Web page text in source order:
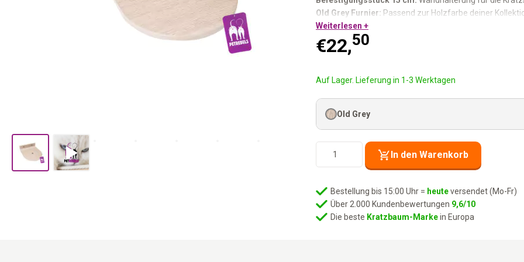
Old Grey Furnier: Passend zur Holzfarbe deiner
Verwendet bei Climb 1560, Post 1560 und Hang
Weiterlesen +
€22,50
Auf Lager. Lieferung in 1-3 Werktagen
Old Grey
Old
Grey
In den Warenkorb
Bestellung bis 15:00 Uhr = heuteversendet (Mo-Fr)
Über 2.000 Kundenbewertungen 9,6/10
Die beste Kratzbaum-Markein Europa